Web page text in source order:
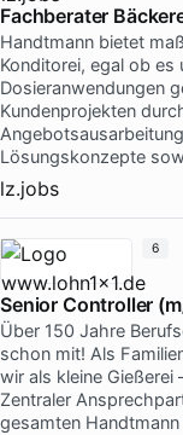
Fachberater
Handtmann bietet
Konditorei, egal ob es
Dosieranwendungen
Kundenprojekten
Lösungskonzepte
lz.jobs
Senior Controller
Über 150 Jahre
schon mit! Als
wir als kleine
Zentraler
gesamten
6